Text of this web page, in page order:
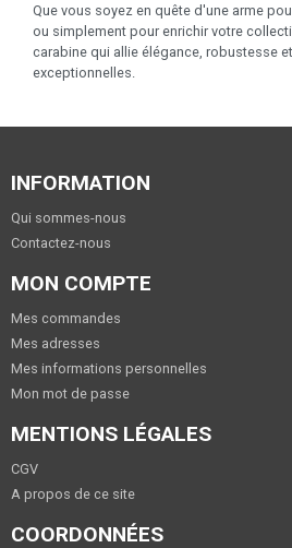
Que vous soyez en quête d'une arme
ou simplement pour enrichir votre
carabine qui allie élégance, robustesse
exceptionnelles.
INFORMATION
Qui sommes-nous
Contactez-nous
MON COMPTE
Mes commandes
Mes adresses
Mes informations personnelles
Mon mot de passe
MENTIONS LÉGALES
CGV
A propos de ce site
COORDONNÉES